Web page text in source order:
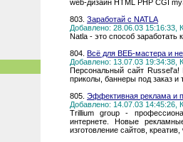
web-дизайн HTML PHP CGI
803. Заработай с NATLA
Добавлено: 28.06.03 15:16:33,
Natla - это способ
804. Всё для ВЕБ-мастера и не
Добавлено: 13.07.03 19:34:38,
Перcoнальный сайт
приколы, баннеры под заказ и
805. Эффективная реклама и
Добавлено: 14.07.03 14:45:26,
Trillium group -
интернете. Новые
изготовление сайтов,